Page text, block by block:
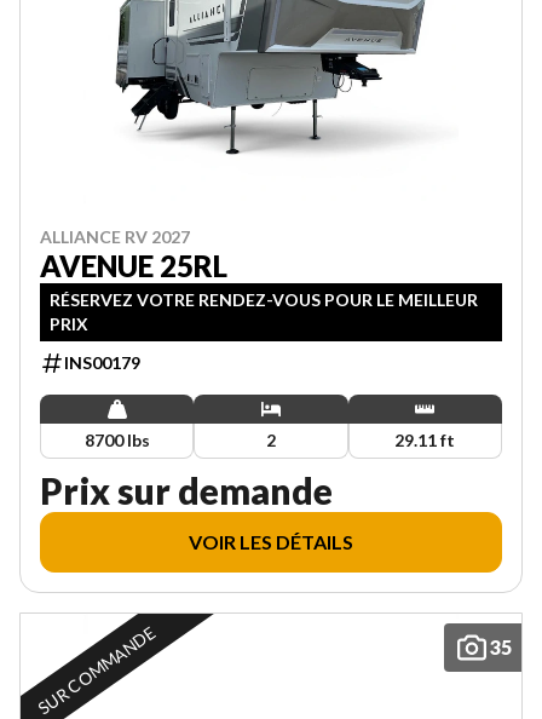
ALLIANCE RV 2027
AVENUE 25RL
RÉSERVEZ VOTRE RENDEZ-VOUS POUR LE MEILLEUR
PRIX
INS00179
8700 lbs 2 29.11 ft
Prix sur demande
VOIR LES DÉTAILS
35
SUR COMMANDE